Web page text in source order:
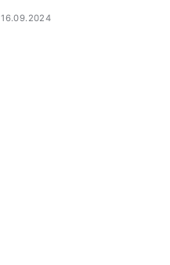
16.09.2024